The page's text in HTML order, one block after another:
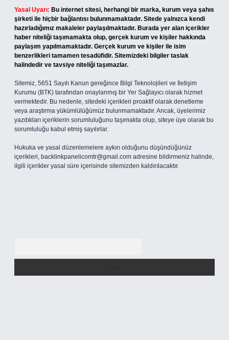
Yasal Uyarı: Bu internet sitesi, herhangi bir marka, kurum veya şahıs
şirketi ile hiçbir bağlantısı bulunmamaktadır. Sitede yalnızca kendi
hazırladığımız makaleler paylaşılmaktadır. Burada yer alan içerikler
haber niteliği taşımamakta olup, gerçek kurum ve kişiler hakkında
paylaşım yapılmamaktadır. Gerçek kurum ve kişiler ile isim
benzerlikleri tamamen tesadüfidir. Sitemizdeki bilgiler taslak
halindedir ve tavsiye niteliği taşımazlar.
Sitemiz, 5651 Sayılı Kanun gereğince Bilgi Teknolojileri ve İletişim
Kurumu (BTK) tarafından onaylanmış bir Yer Sağlayıcı olarak hizmet
vermektedir. Bu nedenle, sitedeki içerikleri proaktif olarak denetleme
veya araştırma yükümlülüğümüz bulunmamaktadır. Ancak, üyelerimiz
yazdıkları içeriklerin sorumluluğunu taşımakta olup, siteye üye olarak bu
sorumluluğu kabul etmiş sayılırlar.
Hukuka ve yasal düzenlemelere aykırı olduğunu düşündüğünüz
içerikleri, backlinkpanelicomtr@gmail.com adresine bildirmeniz halinde,
ilgili içerikler yasal süre içerisinde sitemizden kaldırılacaktır.